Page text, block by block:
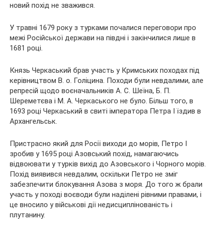
новий похід не зважився.
У травні 1679 року з турками почалися переговори про
межі Російської держави на півдні і закінчилися лише в
1681 році.
Князь Черкаський брав участь у Кримських походах під
керівництвом В. о. Голіцина. Походи були невдалими, але
репресій щодо воєначальників А. С. Шеїна, Б. П.
Шереметєва і М. А. Черкаського не було. Більш того, в
1693 році Черкаський в свиті імператора Петра I їздив в
Архангельськ.
Пристрасно який для Росії виходи до морів, Петро I
зробив у 1695 році Азовський похід, намагаючись
відвоювати у турків вихід до Азовського і Чорного морів.
Похід виявився невдалим, оскільки Петро не зміг
забезпечити блокування Азова з моря. До того ж брали
участь у поході воєводи були наділені рівними правами, і
це вносило у військові дії недисциплінованість і
плутанину.